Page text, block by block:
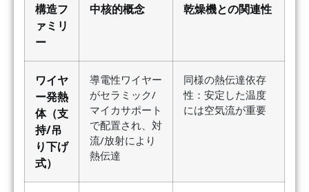
構造フ
ァミリ
ー
中核的概念 乾燥機との関連性
ワイヤ
ー発熱
体（支
持/吊
り下げ
式）
導電性ワイヤー
がセラミック/
マイカサポート
で配置され、対
流/放射により
熱伝達
同様の熱伝達依存
性：安定した温度
には空気流が重要